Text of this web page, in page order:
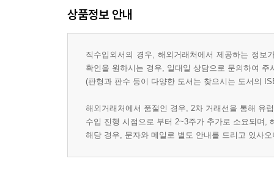
상품정보 안내
직수입외서의 경우, 해외거래처에서 제공하는 정
확인을 원하시는 경우, 일대일 상담으로 문의하여 주
(판형과 판수 등이 다양한 도서는 찾으시는 도서의
해외거래처에서 품절인 경우, 2차 거래선을 통해 유
수입 진행 시점으로 부터 2~3주가 추가로 소요되며,
해당 경우, 문자와 메일로 별도 안내를 드리고 있사